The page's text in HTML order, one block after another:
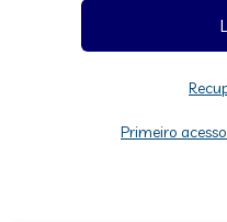
Primeiro